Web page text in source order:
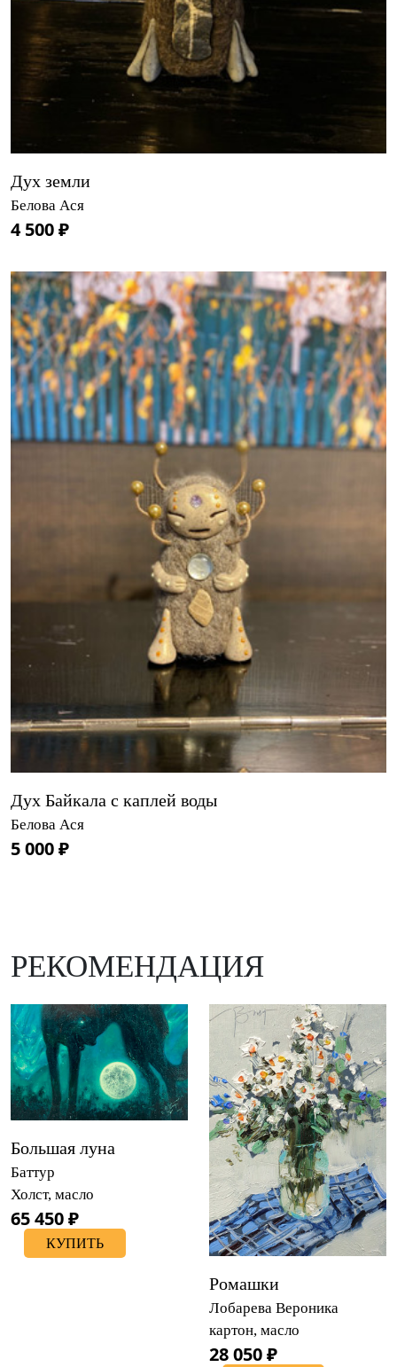
Дух земли
Белова Ася
4 500 ₽
Дух Байкала с каплей воды
Белова Ася
5 000 ₽
РЕКОМЕНДАЦИЯ
Большая луна
Баттур
Холст, масло
65 450 ₽
КУПИТЬ
Ромашки
Лобарева Вероника
картон, масло
28 050 ₽